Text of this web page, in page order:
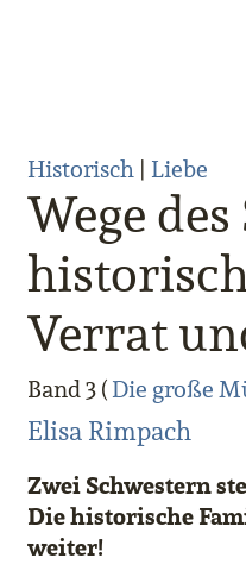
Wege
Verrat
Band 3 (Die große
Elisa Rimpach
Historisch | Liebe
Zwei Schwestern
Die historische
weiter!